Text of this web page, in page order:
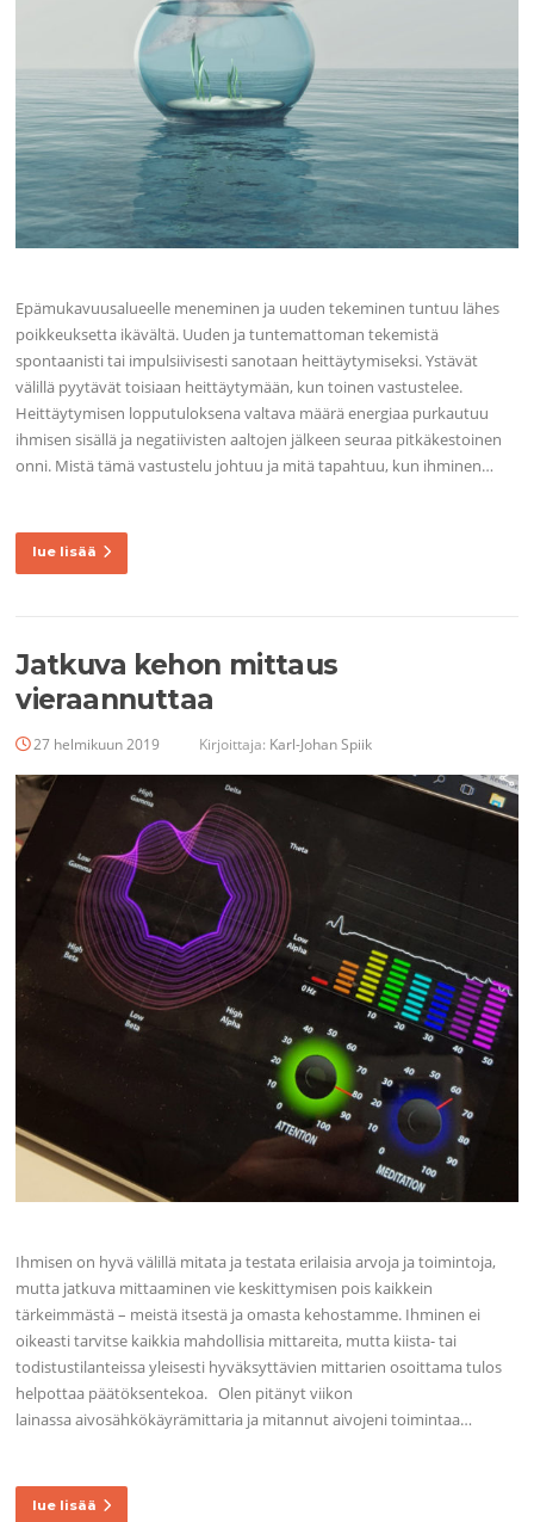
Epämukavuusalueelle meneminen ja uuden tekeminen tuntuu lähes
poikkeuksetta ikävältä. Uuden ja tuntemattoman tekemistä
spontaanisti tai impulsiivisesti sanotaan heittäytymiseksi. Ystävät
välillä pyytävät toisiaan heittäytymään, kun toinen vastustelee.
Heittäytymisen lopputuloksena valtava määrä energiaa purkautuu
ihmisen sisällä ja negatiivisten aaltojen jälkeen seuraa pitkäkestoinen
onni. Mistä tämä vastustelu johtuu ja mitä tapahtuu, kun ihminen…
lue lisää
Jatkuva kehon mittaus
vieraannuttaa
27 helmikuun 2019 Kirjoittaja: Karl-Johan Spiik
Ihmisen on hyvä välillä mitata ja testata erilaisia arvoja ja toimintoja,
mutta jatkuva mittaaminen vie keskittymisen pois kaikkein
tärkeimmästä – meistä itsestä ja omasta kehostamme. Ihminen ei
oikeasti tarvitse kaikkia mahdollisia mittareita, mutta kiista- tai
todistustilanteissa yleisesti hyväksyttävien mittarien osoittama tulos
helpottaa päätöksentekoa. Olen pitänyt viikon
lainassa aivosähkökäyrämittaria ja mitannut aivojeni toimintaa…
lue lisää